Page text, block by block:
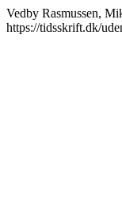
Vedby Rasmussen,
https://tidsskrift.dk/